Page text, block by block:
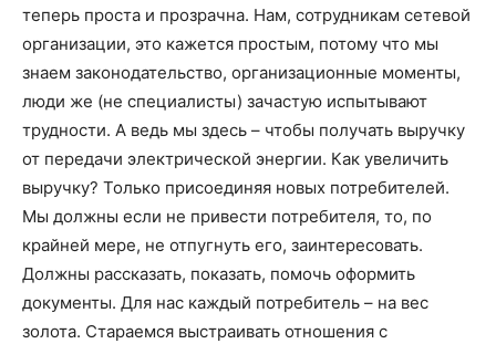
теперь проста и прозрачна. Нам, сотрудникам сетевой
организации, это кажется простым, потому что мы
знаем законодательство, организационные моменты,
люди же (не специалисты) зачастую испытывают
трудности. А ведь мы здесь – чтобы получать выручку
от передачи электрической энергии. Как увеличить
выручку? Только присоединяя новых потребителей.
Мы должны если не привести потребителя, то, по
крайней мере, не отпугнуть его, заинтересовать.
Должны рассказать, показать, помочь оформить
документы. Для нас каждый потребитель – на вес
золота. Стараемся выстраивать отношения с